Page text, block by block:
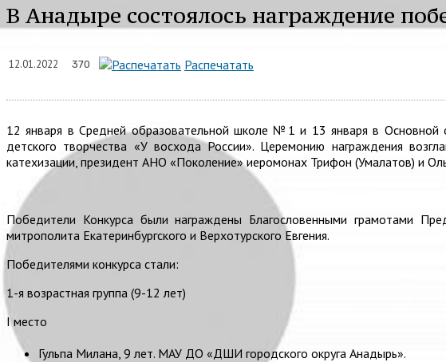
В Анадыре состоялось награждение
12.01.2022 370 Распечатать
12 января в Средней образовательной школе №1 и 13 января в Основной
детского творчества «У восхода России». Церемонию награждения
катехизации, президент АНО «Поколение» иеромонах Трифон (Умалатов) и
Победители Конкурса были награждены Благословенными грамотами
митрополита Екатеринбургского и Верхотурского Евгения.
Победителями конкурса стали:
1-я возрастная группа (9-12 лет)
I место
Гульпа Милана, 9 лет. МАУ ДО «ДШИ городского округа Анадырь».